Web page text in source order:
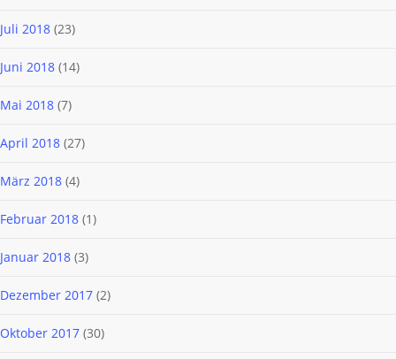
Juli 2018 (23)
Juni 2018 (14)
Mai 2018 (7)
April 2018 (27)
März 2018 (4)
Februar 2018 (1)
Januar 2018 (3)
Dezember 2017 (2)
Oktober 2017 (30)